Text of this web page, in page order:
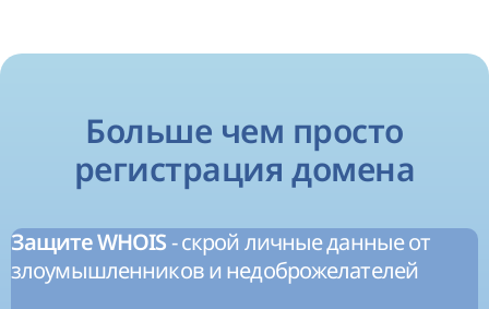
Больше чем просто
регистрация домена
Защите WHOIS - скрой личные данные от
злоумышленников и недоброжелателей